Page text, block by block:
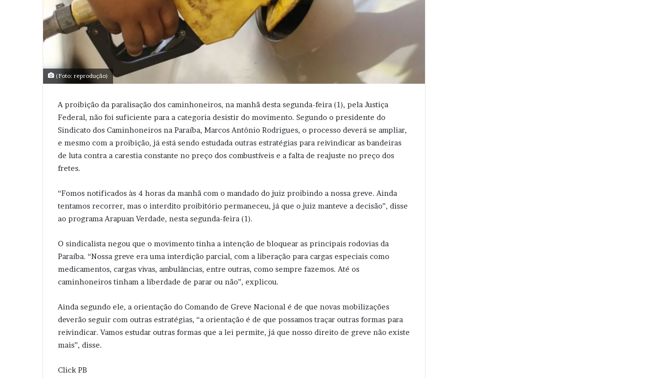
(Foto: reprodução)
A proibição da paralisação dos caminhoneiros, na manhã desta segunda-feira (1), pela Justiça
Federal, não foi suficiente para a categoria desistir do movimento. Segundo o presidente do
Sindicato dos Caminhoneiros na Paraíba, Marcos Antônio Rodrigues, o processo deverá se ampliar,
e mesmo com a proibição, já está sendo estudada outras estratégias para reivindicar as bandeiras
de luta contra a carestia constante no preço dos combustíveis e a falta de reajuste no preço dos
fretes.
“Fomos notificados às 4 horas da manhã com o mandado do juiz proibindo a nossa greve. Ainda
tentamos recorrer, mas o interdito proibitório permaneceu, já que o juiz manteve a decisão”, disse
ao programa Arapuan Verdade, nesta segunda-feira (1).
O sindicalista negou que o movimento tinha a intenção de bloquear as principais rodovias da
Paraíba. “Nossa greve era uma interdição parcial, com a liberação para cargas especiais como
medicamentos, cargas vivas, ambulâncias, entre outras, como sempre fazemos. Até os
caminhoneiros tinham a liberdade de parar ou não”, explicou.
Ainda segundo ele, a orientação do Comando de Greve Nacional é de que novas mobilizações
deverão seguir com outras estratégias, “a orientação é de que possamos traçar outras formas para
reivindicar. Vamos estudar outras formas que a lei permite, já que nosso direito de greve não existe
mais”, disse.
Click PB